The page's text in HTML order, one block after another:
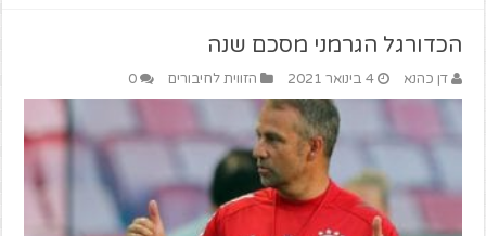
הכדורגל הגרמני מסכם שנה
דן כהנא 4 בינואר 2021 הזווית לחיבורים 0